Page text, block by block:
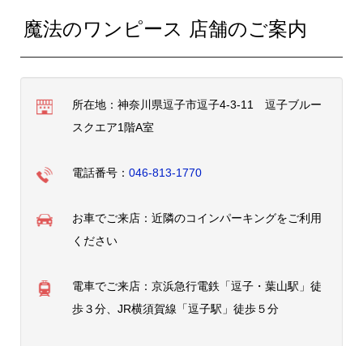
魔法のワンピース 店舗のご案内
所在地：神奈川県逗子市逗子4-3-11 逗子ブルー
スクエア1階A室
電話番号： 046-813-1770
お車でご来店：近隣のコインパーキングをご利用
ください
電車でご来店：京浜急行電鉄「逗子・葉山駅」徒
歩３分、JR横須賀線「逗子駅」徒歩５分